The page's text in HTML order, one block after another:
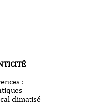
:
climatisé